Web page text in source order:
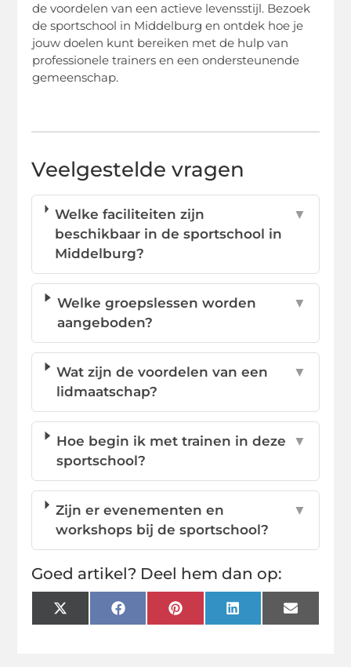
de voordelen van een actieve levensstijl. Bezoek
de sportschool in Middelburg en ontdek hoe je
jouw doelen kunt bereiken met de hulp van
professionele trainers en een ondersteunende
gemeenschap.
Veelgestelde vragen
Welke faciliteiten zijn
beschikbaar in de sportschool in
Middelburg?
▼
Welke groepslessen worden
aangeboden?
▼
Wat zijn de voordelen van een
lidmaatschap?
▼
Hoe begin ik met trainen in deze
sportschool?
▼
Zijn er evenementen en
workshops bij de sportschool?
▼
Goed artikel? Deel hem dan op:
X
(Twitter)
FacebookPinterestLinkedInEmail